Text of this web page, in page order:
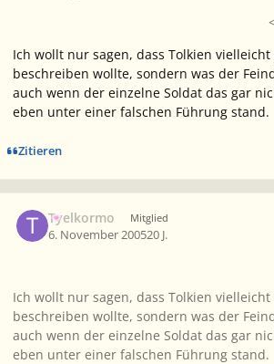
Ich wollt nur sagen, dass Tolkien
beschreiben wollte, sondern was der
auch wenn der einzelne Soldat das gar
eben unter einer falschen Führung stand.
Zitieren
Tyelkormo Mitglied
6. November 200520 J.
Ich wollt nur sagen, dass Tolkien
beschreiben wollte, sondern was der
auch wenn der einzelne Soldat das gar
eben unter einer falschen Führung stand.